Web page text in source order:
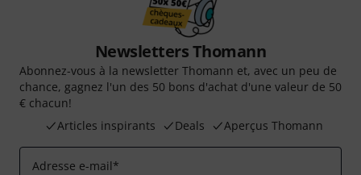
Newsletters Thomann
Abonnez-vous à la newsletter Thomann et, avec un peu de
chance, gagnez l'un des 50 bons d'achat d'une valeur de 50
€ chacun!
Articles inspirants
Deals Aperçus Thomann
Adresse e-mail*